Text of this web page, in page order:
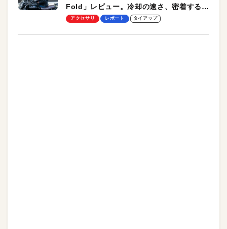
Fold」レビュー。冷却の速さ、密着する冷
却プレート、シンプルな操作性がグッド！
アクセサリ レポート タイアップ